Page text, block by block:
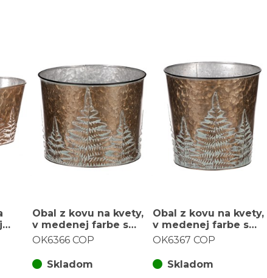
Obal z kovu na kvety,
v medenej farbe s
papradím.
OK6366 COP
Skladom
Obal z kovu na kvety,
v medenej farbe s
papradím.
OK6367 COP
Skladom